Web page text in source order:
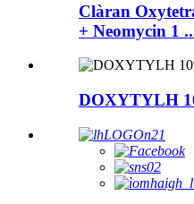
Clàran
+ Neomycin 1
DOXYTYLH